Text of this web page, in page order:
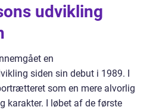
udvikling
en
siden sin debut i 1989. I
som en mere alvorlig
karakter. I løbet af de første